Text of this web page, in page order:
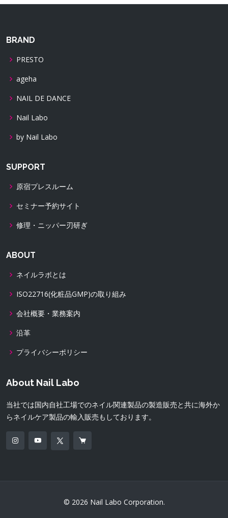
BRAND
PRESTO
ageha
NAIL DE DANCE
Nail Labo
by Nail Labo
SUPPORT
原宿プレスルーム
セミナー予約サイト
修理・ニッパー刃研ぎ
ABOUT
ネイルラボとは
ISO22716(化粧品GMP)の取り組み
会社概要・業務案内
沿革
プライバシーポリシー
About Nail Labo
当社では国内自社工場でのネイル関連製品の製造販売と共に海外か
らネイルケア製品の輸入販売もしております。
© 2026 Nail Labo Corporation.